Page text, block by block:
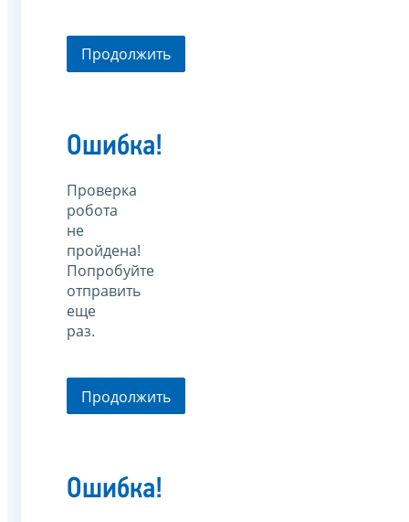
Продолжить
Ошибка!
Проверка
робота
не
пройдена!
Попробуйте
отправить
еще
раз.
Продолжить
Ошибка!